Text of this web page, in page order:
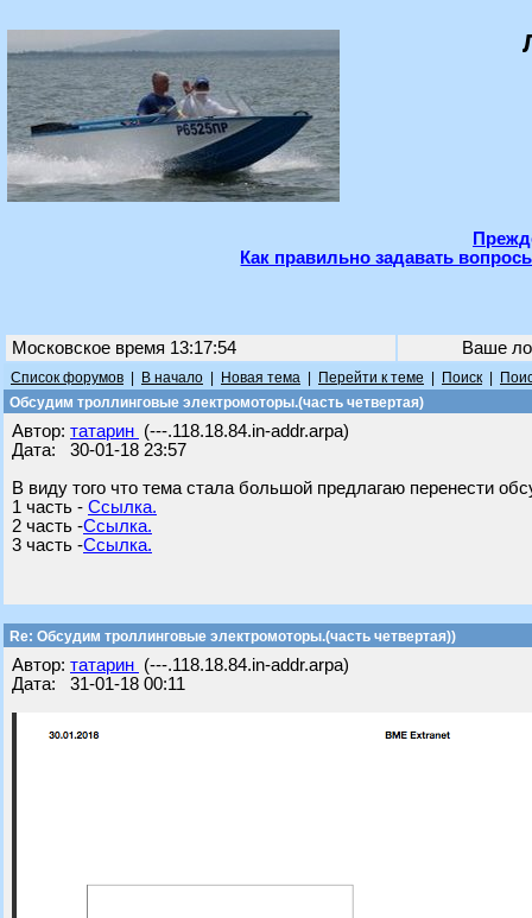
Как правильно задавать
Московское время 13:17:54 Ваше
Список форумов В начало Новая тема Перейти к теме Поиск
Обсудим троллинговые электромоторы.(часть четвертая)
Автор: татарин (---.118.18.84.in-addr.arpa)
Дата: 30-01-18 23:57
В виду того что тема стала большой предлагаю перенести
1 часть - Ссылка.
2 часть -Ссылка.
3 часть -Ссылка.
Re: Обсудим троллинговые электромоторы.(часть четвертая))
Автор: татарин (---.118.18.84.in-addr.arpa)
Дата: 31-01-18 00:11